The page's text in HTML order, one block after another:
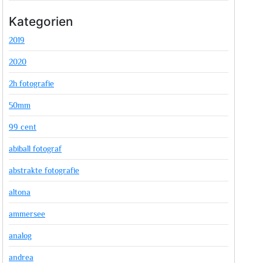
Kategorien
2019
2020
2h fotografie
50mm
99 cent
abiball fotograf
abstrakte fotografie
altona
ammersee
analog
andrea